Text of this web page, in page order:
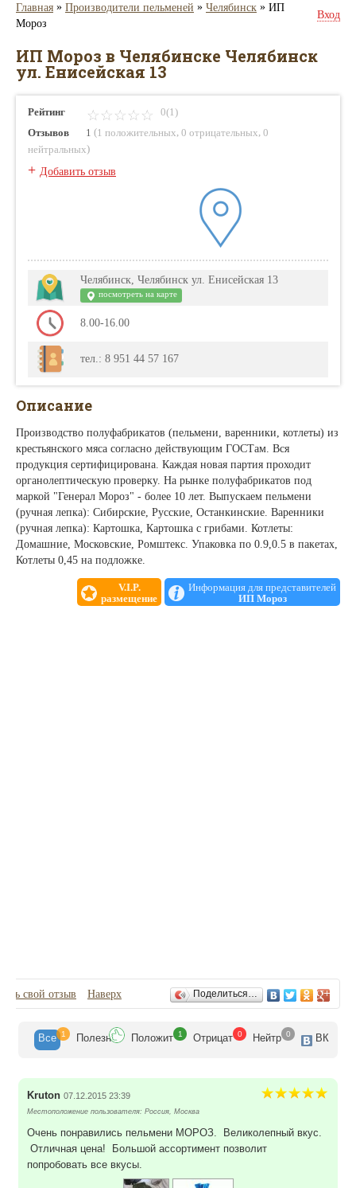
Главная » Производители пельменей » Челябинск » ИП
Мороз
Вход
ИП Мороз в Челябинске Челябинск
ул. Енисейская 13
Рейтинг
0(1)
Отзывов
1 (1 положительных 0 отрицательных 0
нейтральных)
+ Добавить отзыв
Челябинск, Челябинск ул. Енисейская 13
посмотреть на карте
8.00-16.00
тел.: 8 951 44 57 167
Описание
Производство полуфабрикатов (пельмени, варенники, котлеты) из
крестьянского мяса согласно действующим ГОСТам. Вся
продукция сертифицирована. Каждая новая партия проходит
органолептическую проверку. На рынке полуфабрикатов под
маркой "Генерал Мороз" - более 10 лет. Выпускаем пельмени
(ручная лепка): Сибирские, Русские, Останкинские. Варенники
(ручная лепка): Картошка, Картошка с грибами. Котлеты:
Домашние, Московские, Ромштекс. Упаковка по 0.9,0.5 в пакетах,
Котлеты 0,45 на подложке.
V.I.P.
размещение
Информация для представителей
ИП Мороз
Отзывы
свой отзыв Наверх Поделиться…
Все 1 Полезн Положит 1 Отрицат 0 Нейтр 0 ВК
Kruton 07.12.2015 23:39
Местоположение пользователя: Россия, Москва
Очень понравились пельмени МОРОЗ. Великолепный вкус.
Отличная цена! Большой ассортимент позволит
попробовать все вкусы.